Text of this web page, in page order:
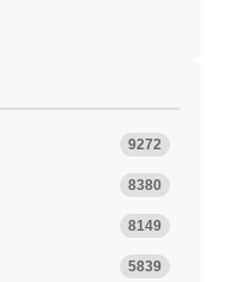
9272
8380
8149
5839